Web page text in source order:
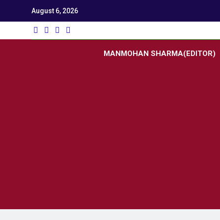
August 6, 2026
MANMOHAN SHARMA(EDITOR)